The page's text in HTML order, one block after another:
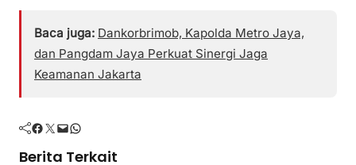
Baca juga: Dankorbrimob, Kapolda Metro Jaya,
dan Pangdam Jaya Perkuat Sinergi Jaga
Keamanan Jakarta
Facebook Twitter Mail WhatsApp
Berita Terkait